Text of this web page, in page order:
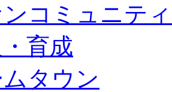
ッフ
ース
ナラディーア）
コミュニティ
育成
タウン